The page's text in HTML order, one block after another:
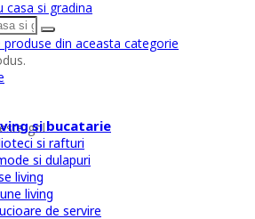
din aceasta categorie
gol
si bucatarie
si rafturi
si dulapuri
living
living
de servire